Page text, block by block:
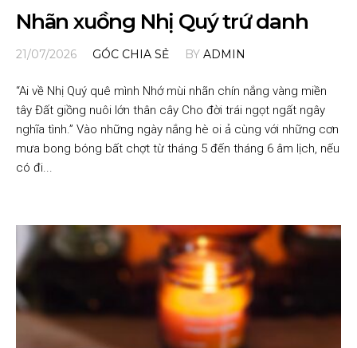
Nhãn xuồng Nhị Quý trứ danh
21/07/2026 GÓC CHIA SẺ BY ADMIN
“Ai về Nhị Quý quê mình Nhớ mùi nhãn chín nắng vàng miền
tây Đất giồng nuôi lớn thân cây Cho đời trái ngọt ngất ngây
nghĩa tình.” Vào những ngày nắng hè oi ả cùng với những cơn
mưa bong bóng bất chợt từ tháng 5 đến tháng 6 âm lịch, nếu
có đi...